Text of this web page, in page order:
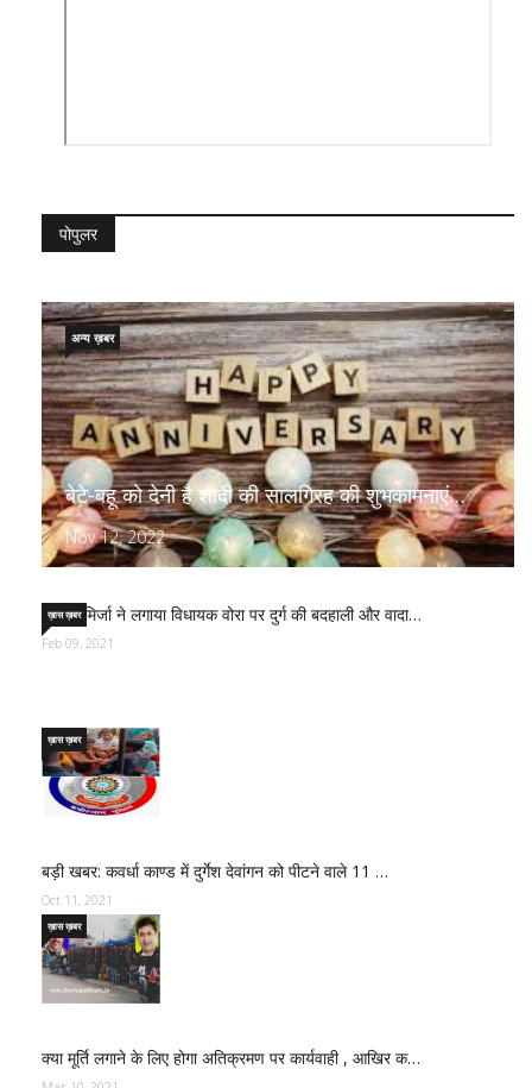
पोपुलर
बेटे-बहू को देनी है शादी की सालगिरह की शुभकामनाएं…
Nov 12, 2022
अन्य ख़बर
साजिद मिर्जा ने लगाया विधायक वोरा पर दुर्ग की बदहाली और वादा…
ख़ास ख़बर
Feb 09, 2021
बड़ी खबर: कवर्धा काण्ड में दुर्गेश देवांगन को पीटने वाले 11 …
ख़ास ख़बर
Oct 11, 2021
क्या मूर्ति लगाने के लिए होगा अतिक्रमण पर कार्यवाही , आखिर क…
ख़ास ख़बर